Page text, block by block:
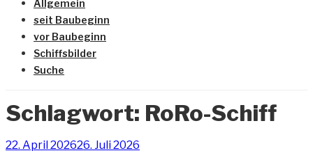
Allgemein
seit Baubeginn
vor Baubeginn
Schiffsbilder
Suche
Schlagwort: RoRo-Schiff
Veröffentlicht
22. April 202626. Juli 2026